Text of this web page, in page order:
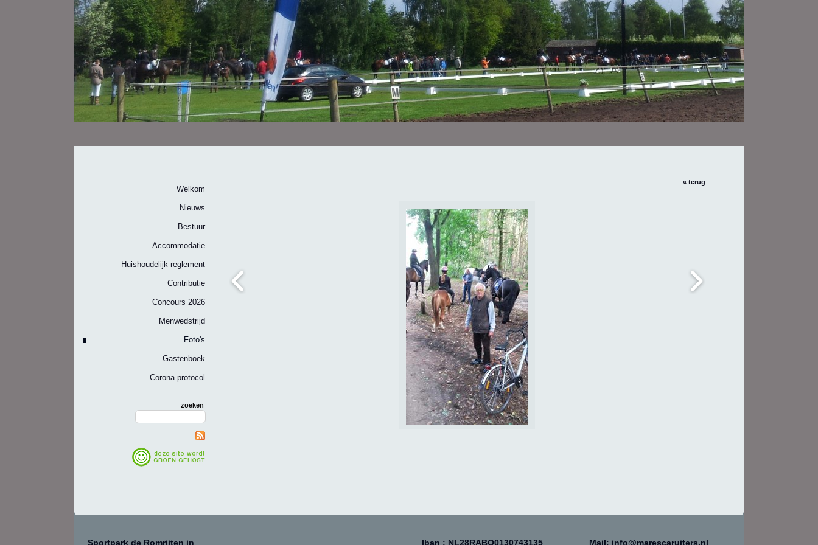
Welkom
Nieuws
Bestuur
Accommodatie
Huishoudelijk reglement
Contributie
Concours 2026
Menwedstrijd
Foto's
Gastenboek
Corona protocol
zoeken
« terug
Sportpark de Romrijten in Iban : NL28RABO0130743135 Mail: info@marescaruiters.nl